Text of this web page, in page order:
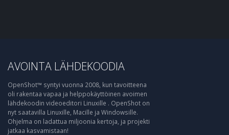
AVOINTA LÄHDEKOODIA
OpenShot™ syntyi vuonna 2008, kun tavoitteena
oli rakentaa vapaa ja helppokäyttöinen avoimen
lähdekoodin videoeditori Linuxille . OpenShot on
nyt saatavilla Linuxille, Macille ja Windowsille.
Ohjelma on ladattua miljoonia kertoja, ja projekti
jatkaa kasvamistaan!